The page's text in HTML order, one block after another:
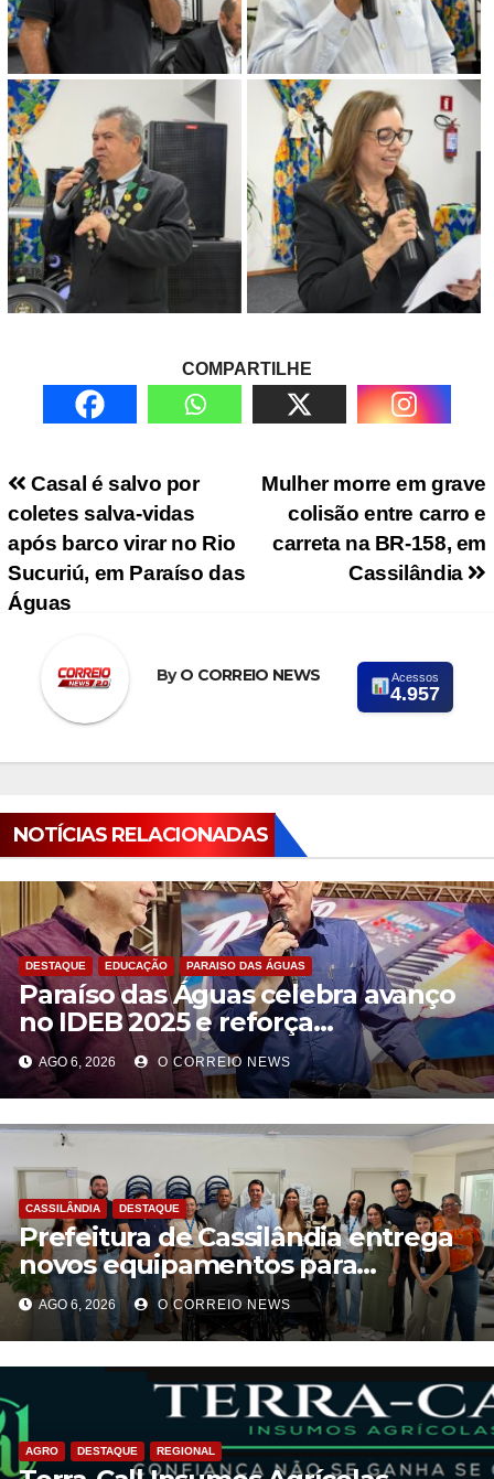
COMPARTILHE
Navegação de PostMulher morre em grave
colisão entre carro e
carreta na BR-158, em
Cassilândia
Casal é salvo por
coletes salva-vidas
após barco virar no Rio
Sucuriú, em Paraíso das
Águas
ByO CORREIO NEWS Acessos
4.957
NOTÍCIAS RELACIONADAS
DESTAQUE EDUCAÇÃO PARAISO DAS ÁGUAS
Paraíso das Águas celebra avanço
no IDEB 2025 e reforça
compromisso com uma educação
pública de qualidade
AGO 6, 2026 O CORREIO NEWS
CASSILÂNDIA DESTAQUE
Prefeitura de Cassilândia entrega
novos equipamentos para
fortalecer atendimento na rede
municipal de saúde
AGO 6, 2026 O CORREIO NEWS
AGRO DESTAQUE REGIONAL